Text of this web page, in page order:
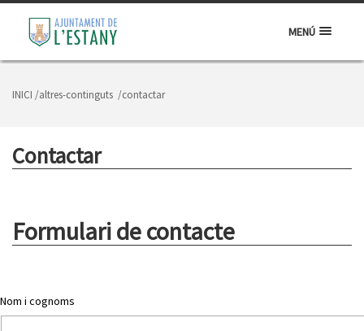
MENÚ
INICI /altres-continguts /contactar
Contactar
Formulari de contacte
Nom i cognoms